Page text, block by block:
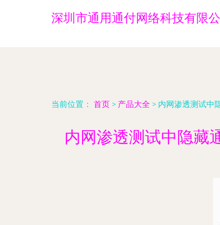
深圳市通用通付网络科技有限
当前位置： 首页 > 产品大全 > 内网渗透测试中
内网渗透测试中隐